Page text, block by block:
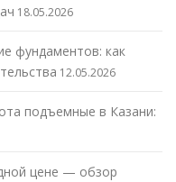
18.05.2026
фундаментов: как
12.05.2026
подъемные в Казани:
цене — обзор